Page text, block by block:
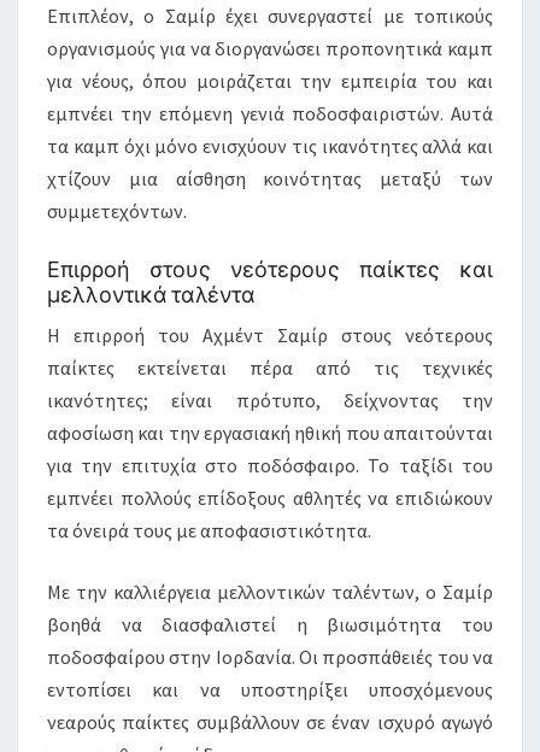
Επιπλέον, ο Σαμίρ έχει συνεργαστεί με τοπικούς
οργανισμούς για να διοργανώσει προπονητικά καμπ
για νέους, όπου μοιράζεται την εμπειρία του και
εμπνέει την επόμενη γενιά ποδοσφαιριστών. Αυτά
τα καμπ όχι μόνο ενισχύουν τις ικανότητες αλλά και
χτίζουν μια αίσθηση κοινότητας μεταξύ των
συμμετεχόντων.
Επιρροή στους νεότερους παίκτες και
μελλοντικά ταλέντα
Η επιρροή του Αχμέντ Σαμίρ στους νεότερους
παίκτες εκτείνεται πέρα από τις τεχνικές
ικανότητες; είναι πρότυπο, δείχνοντας την
αφοσίωση και την εργασιακή ηθική που απαιτούνται
για την επιτυχία στο ποδόσφαιρο. Το ταξίδι του
εμπνέει πολλούς επίδοξους αθλητές να επιδιώκουν
τα όνειρά τους με αποφασιστικότητα.
Με την καλλιέργεια μελλοντικών ταλέντων, ο Σαμίρ
βοηθά να διασφαλιστεί η βιωσιμότητα του
ποδοσφαίρου στην Ιορδανία. Οι προσπάθειές του να
εντοπίσει και να υποστηρίξει υποσχόμενους
νεαρούς παίκτες συμβάλλουν σε έναν ισχυρό αγωγό